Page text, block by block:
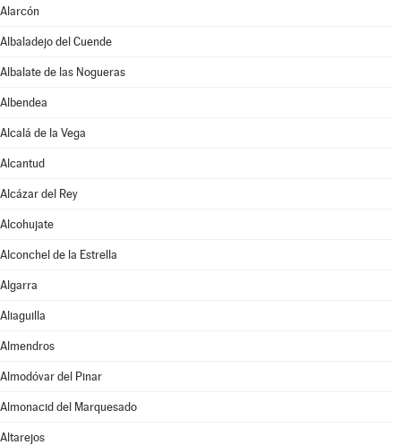
Alarcón
Albaladejo del Cuende
Albalate de las Nogueras
Albendea
Alcalá de la Vega
Alcantud
Alcázar del Rey
Alcohujate
Alconchel de la Estrella
Algarra
Aliaguilla
Almendros
Almodóvar del Pinar
Almonacid del Marquesado
Altarejos